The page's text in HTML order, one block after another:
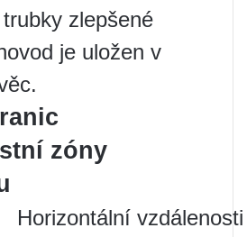
zlepšené
je uložen v
zóny
Horizontální